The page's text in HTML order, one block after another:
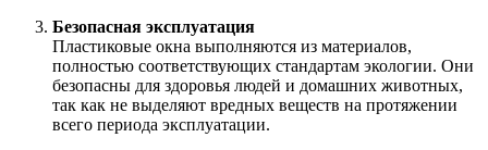
Безопасная эксплуатация
Пластиковые окна выполняются из материалов,
полностью соответствующих стандартам экологии. Они
безопасны для здоровья людей и домашних животных,
так как не выделяют вредных веществ на протяжении
всего периода эксплуатации.